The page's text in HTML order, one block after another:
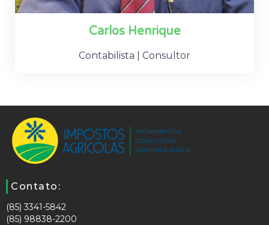
Carlos Henrique
Contabilista | Consultor
Contato:
(85) 3341-5842
(85) 98838-2200